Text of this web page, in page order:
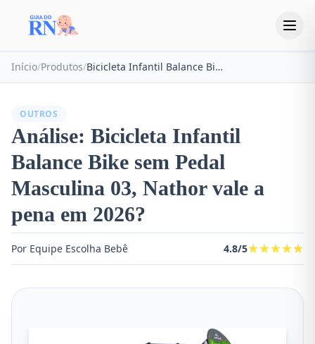
Início/Produtos/ Bicicleta Infantil Balance Bike sem Pedal Masculina 03, Nathor
OUTROS
Análise: Bicicleta Infantil
Balance Bike sem Pedal
Masculina 03, Nathor vale a
pena em 2026?
Por Equipe Escolha Bebê 4.8/5